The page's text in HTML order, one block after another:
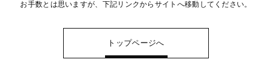
お手数とは思いますが、下記リンクからサイトへ移動してください。
トップページへ